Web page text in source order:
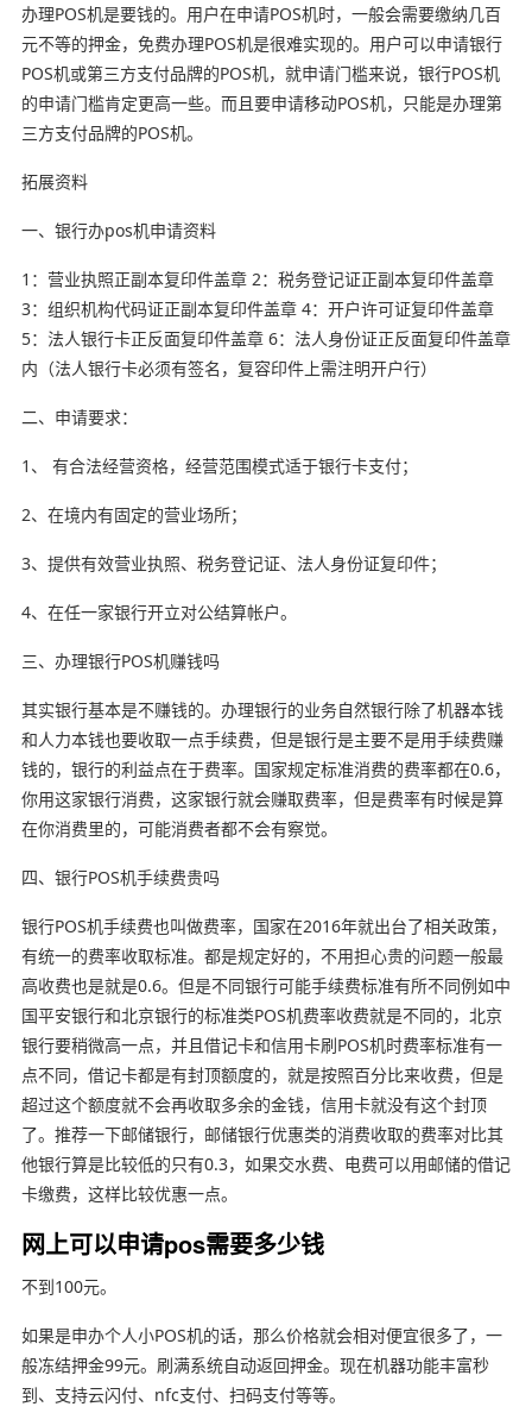
办理POS机是要钱的。用户在申请POS机时，一般会需要缴纳几百
元不等的押金，免费办理POS机是很难实现的。用户可以申请银行
POS机或第三方支付品牌的POS机，就申请门槛来说，银行POS机
的申请门槛肯定更高一些。而且要申请移动POS机，只能是办理第
三方支付品牌的POS机。
拓展资料
一、银行办pos机申请资料
1：营业执照正副本复印件盖章 2：税务登记证正副本复印件盖章
3：组织机构代码证正副本复印件盖章 4：开户许可证复印件盖章
5：法人银行卡正反面复印件盖章 6：法人身份证正反面复印件盖章
内（法人银行卡必须有签名，复容印件上需注明开户行）
二、申请要求：
1、 有合法经营资格，经营范围模式适于银行卡支付；
2、在境内有固定的营业场所；
3、提供有效营业执照、税务登记证、法人身份证复印件；
4、在任一家银行开立对公结算帐户。
三、办理银行POS机赚钱吗
其实银行基本是不赚钱的。办理银行的业务自然银行除了机器本钱
和人力本钱也要收取一点手续费，但是银行是主要不是用手续费赚
钱的，银行的利益点在于费率。国家规定标准消费的费率都在0.6，
你用这家银行消费，这家银行就会赚取费率，但是费率有时候是算
在你消费里的，可能消费者都不会有察觉。
四、银行POS机手续费贵吗
银行POS机手续费也叫做费率，国家在2016年就出台了相关政策，
有统一的费率收取标准。都是规定好的，不用担心贵的问题一般最
高收费也是就是0.6。但是不同银行可能手续费标准有所不同例如中
国平安银行和北京银行的标准类POS机费率收费就是不同的，北京
银行要稍微高一点，并且借记卡和信用卡刷POS机时费率标准有一
点不同，借记卡都是有封顶额度的，就是按照百分比来收费，但是
超过这个额度就不会再收取多余的金钱，信用卡就没有这个封顶
了。推荐一下邮储银行，邮储银行优惠类的消费收取的费率对比其
他银行算是比较低的只有0.3，如果交水费、电费可以用邮储的借记
卡缴费，这样比较优惠一点。
网上可以申请pos需要多少钱
不到100元。
如果是申办个人小POS机的话，那么价格就会相对便宜很多了，一
般冻结押金99元。刷满系统自动返回押金。现在机器功能丰富秒
到、支持云闪付、nfc支付、扫码支付等等。